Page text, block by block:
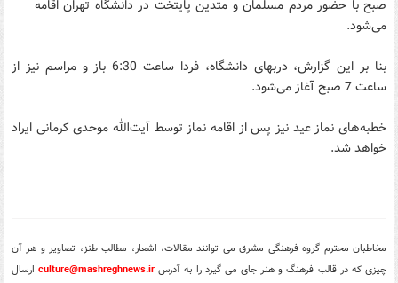
صبح با حضور مردم مسلمان و متدین پایتخت در دانشگاه تهران اقامه
می‌شود.
بنا بر این گزارش، دربهای دانشگاه، فردا ساعت 6:30 باز و مراسم نیز از
ساعت 7 صبح آغاز می‌شود.
خطبه‌های نماز عید نیز پس از اقامه نماز توسط آیت‌الله موحدی کرمانی ایراد
خواهد شد.
مخاطبان محترم گروه فرهنگی مشرق می توانند مقالات، اشعار، مطالب طنز، تصاویر و هر آن
چیزی که در قالب فرهنگ و هنر جای می گیرد را به آدرس culture@mashreghnews.irارسال